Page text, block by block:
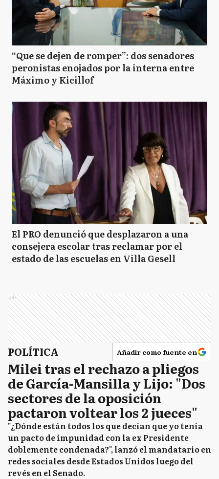
“Que se dejen de romper”: dos senadores
peronistas enojados por la interna entre
Máximo y Kicillof
El PRO denunció que desplazaron a una
consejera escolar tras reclamar por el
estado de las escuelas en Villa Gesell
Ads
POLÍTICA Añadir como fuente en
Milei tras el rechazo a pliegos
de García-Mansilla y Lijo: "Dos
sectores de la oposición
pactaron voltear los 2 jueces"
"¿Dónde están todos los que decían que yo tenía
un pacto de impunidad con la ex Presidente
doblemente condenada?", lanzó el mandatario en
redes sociales desde Estados Unidos luego del
revés en el Senado.